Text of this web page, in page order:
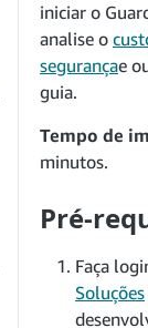
iniciar o
analise o
segurançae
guia.
Tempo de
minutos.
Pré-
Faça
Soluções